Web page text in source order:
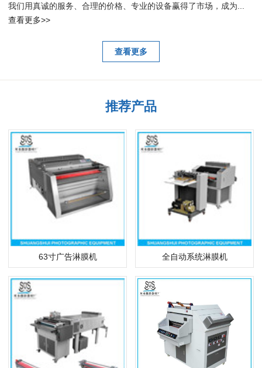
我们用真诚的服务、合理的价格、专业的设备赢得了市场，成为...
查看更多>>
查看更多
推荐产品
63寸广告淋膜机 全自动系统淋膜机